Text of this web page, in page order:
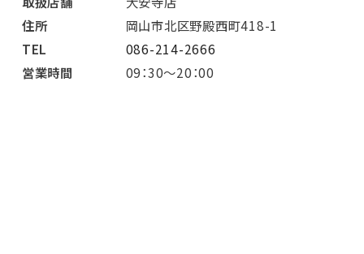
住所
岡山市北区野殿西町418-1
TEL
086-214-2666
営業時間
09：30～20：00